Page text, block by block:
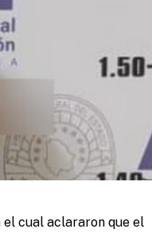
el cual aclararon que el